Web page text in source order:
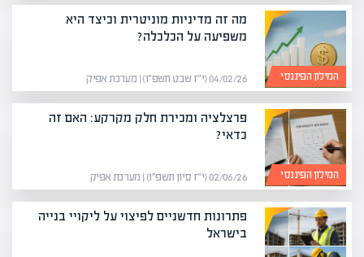
המילון הפיננסי
מה זה מדיניות מוניטרית וכיצד היא
משפיעה על הכלכלה?
04/02/26 (י״ז שבט תשפ״ו) | מערכת אפיק
המילון הפיננסי
פרצלציה ומכירת חלק מקרקע: האם זה
כדאי?
02/06/26 (י״ז סיון תשפ״ו) | מערכת אפיק
פתרונות חדשניים לפיצוי על ליקויי בנייה
בישראל